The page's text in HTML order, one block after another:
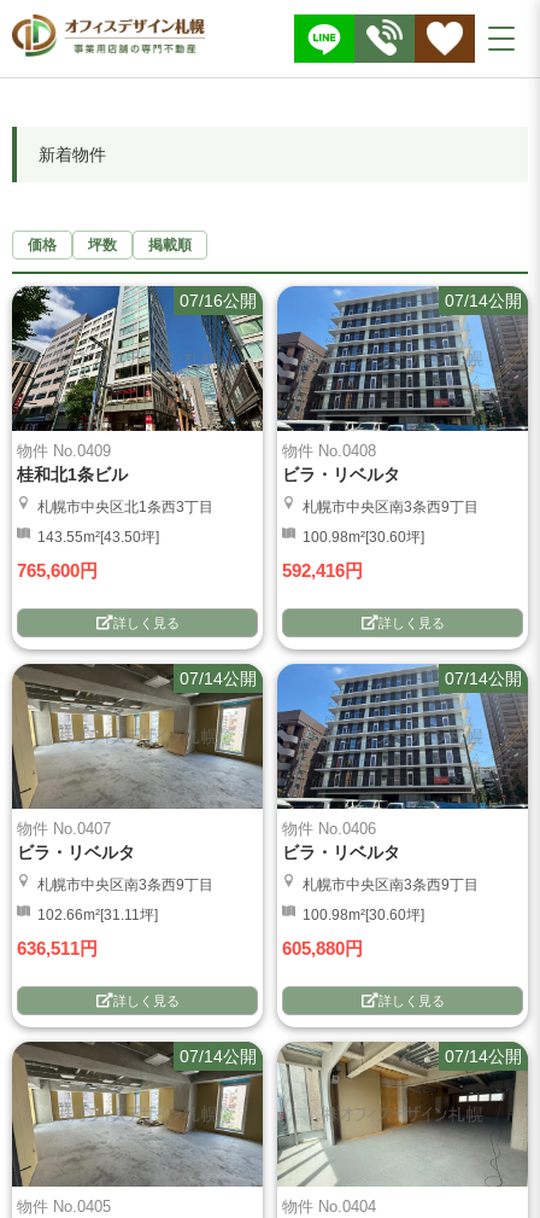
株
式
会
F
E
新着物件
価格 坪数 掲載順
07/16公開
物件 No.0409
桂和北1条ビル
札幌市中央区北1条西3丁目
143.55m²[43.50坪]
765,600円
詳しく見る
07/14公開
物件 No.0408
ビラ・リベルタ
札幌市中央区南3条西9丁目
100.98m²[30.60坪]
592,416円
詳しく見る
07/14公開
物件 No.0407
ビラ・リベルタ
札幌市中央区南3条西9丁目
102.66m²[31.11坪]
636,511円
詳しく見る
07/14公開
物件 No.0406
ビラ・リベルタ
札幌市中央区南3条西9丁目
100.98m²[30.60坪]
605,880円
詳しく見る
07/14公開
物件 No.0405
07/14公開
物件 No.0404